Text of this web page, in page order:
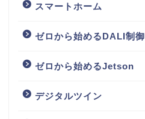
スマートホーム
ゼロから始めるDALI制御
ゼロから始めるJetson
デジタルツイン